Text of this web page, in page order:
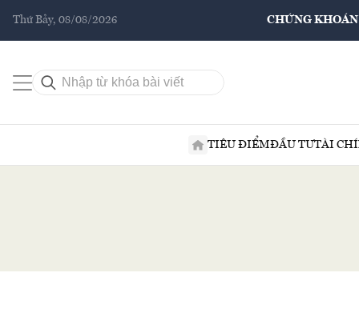
Thứ Bảy, 08/08/2026 CHỨNG KHOÁN
TIÊU ĐIỂMĐẦU TƯTÀI